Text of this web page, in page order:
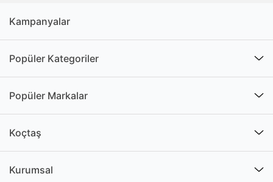
Kampanyalar
Popüler Kategoriler
Popüler Markalar
Koçtaş
Kurumsal